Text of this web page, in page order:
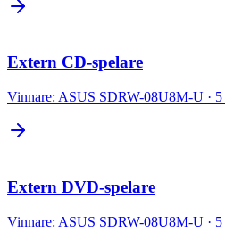
Extern CD-spelare
Vinnare: ASUS SDRW-08U8M-U · 5
Extern DVD-spelare
Vinnare: ASUS SDRW-08U8M-U · 5